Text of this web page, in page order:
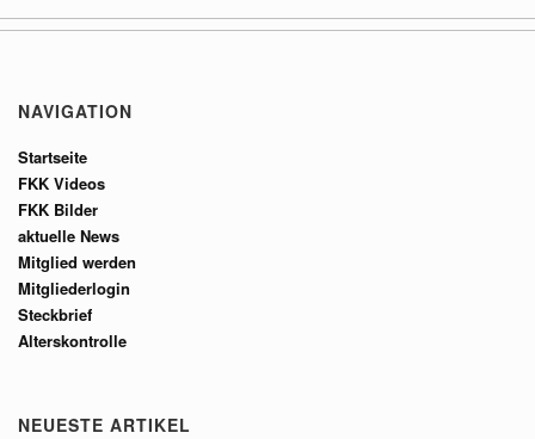
NAVIGATION
Startseite
FKK Videos
FKK Bilder
aktuelle News
Mitglied werden
Mitgliederlogin
Steckbrief
Alterskontrolle
NEUESTE ARTIKEL